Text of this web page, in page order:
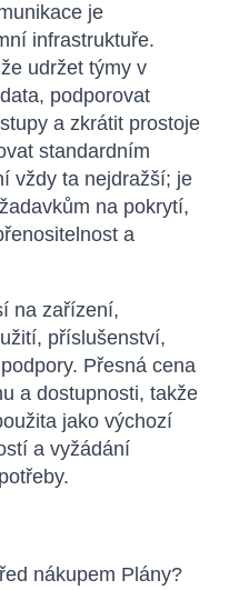
je
infrastruktuře.
udržet týmy v
podporovat
a zkrátit prostoje
standardním
vždy ta nejdražší; je
na pokrytí,
a
na zařízení,
příslušenství,
Přesná cena
a dostupnosti, takže
jako výchozí
a vyžádání
nákupem Plány?